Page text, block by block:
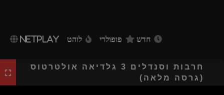
חדש פופולרי לוהט NETPLAY
חרבות וסנדלים 3 גלדיאה אולטרטוס
(גרסה מלאה)